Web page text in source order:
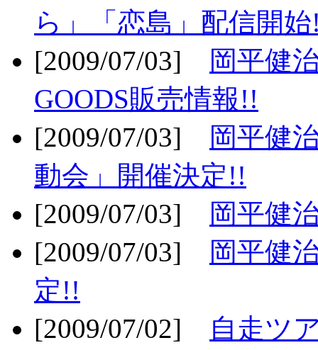
ら」「恋島」配信開
[2009/07/03]
岡平健
GOODS販売情報!!
[2009/07/03]
岡平健
動会」開催決定!!
[2009/07/03]
岡平健
[2009/07/03]
岡平健
定!!
[2009/07/02]
自走ツ